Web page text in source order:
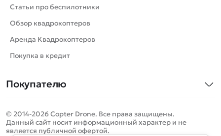
Катера
Роботы
Самолеты
Сборные модели
Спецтехника
Игрушки
Статьи про беспилотники
Обзор квадрокоптеров
Аренда Квадрокоптеров
Покупка в кредит
Покупателю
Оплата и доставка
Помощь
© 2014-2026 Copter Drone. Все права защищены.
Данный сайт носит информационный характер и не
является публичной офертой.